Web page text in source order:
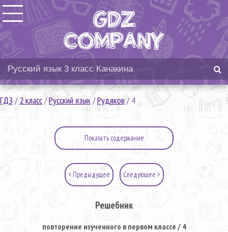
ГДЗ/2 класс/Русский язык/Рудяков/4
Показать содержание
< Предыдущее Следующее >
Решебник
повторение изученного в первом классе / 4